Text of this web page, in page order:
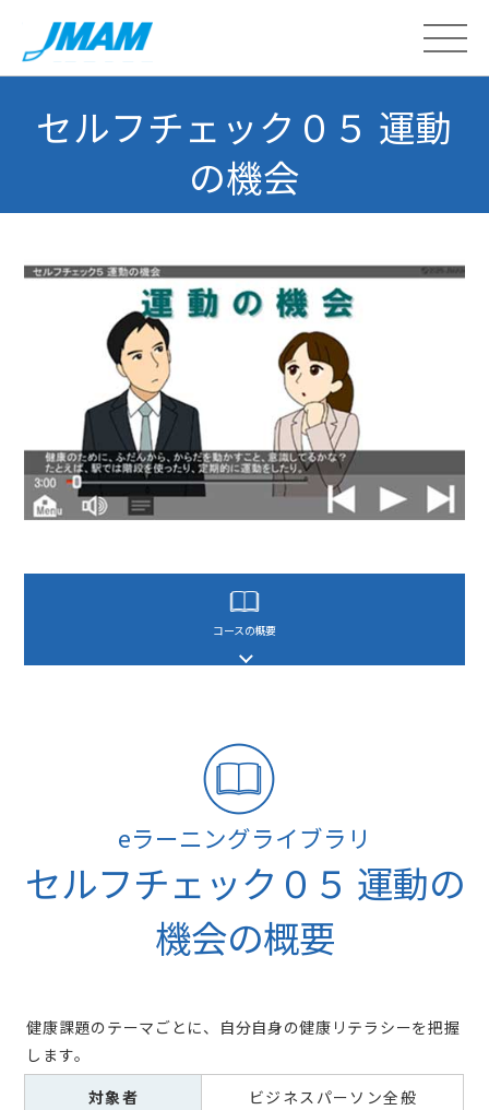
セルフチェック０５ 運動
の機会
コースの概要
eラーニングライブラリ
セルフチェック０５ 運動の
機会の概要
健康課題のテーマごとに、自分自身の健康リテラシーを把握
します。
対象者
ビジネスパーソン全般